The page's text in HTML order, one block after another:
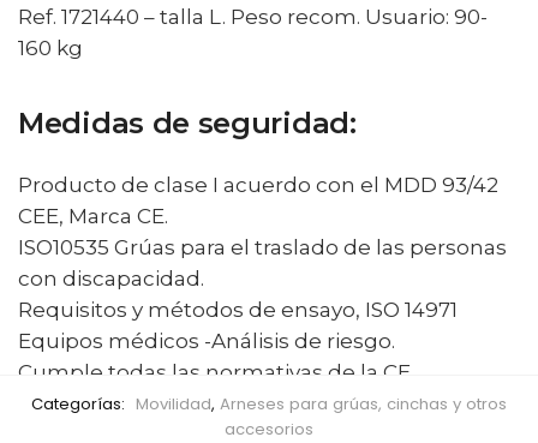
Ref. 1721440 – talla L. Peso recom. Usuario: 90-
160 kg
Medidas de seguridad:
Producto de clase I acuerdo con el MDD 93/42
CEE, Marca CE.
ISO10535 Grúas para el traslado de las personas
con discapacidad.
Requisitos y métodos de ensayo, ISO 14971
Equipos médicos -Análisis de riesgo.
Cumple todas las normativas de la CE.
Categorías: Movilidad, Arneses para grúas, cinchas y otros
accesorios